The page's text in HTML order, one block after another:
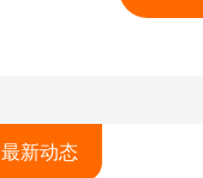
最新动态